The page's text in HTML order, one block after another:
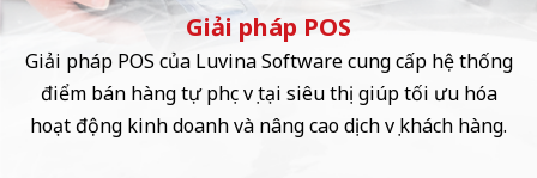
Giải pháp POS
Giải pháp POS của Luvina Software cung cấp hệ thống
điểm bán hàng tự phục vụ tại siêu thị giúp tối ưu hóa
hoạt động kinh doanh và nâng cao dịch vụ khách hàng.